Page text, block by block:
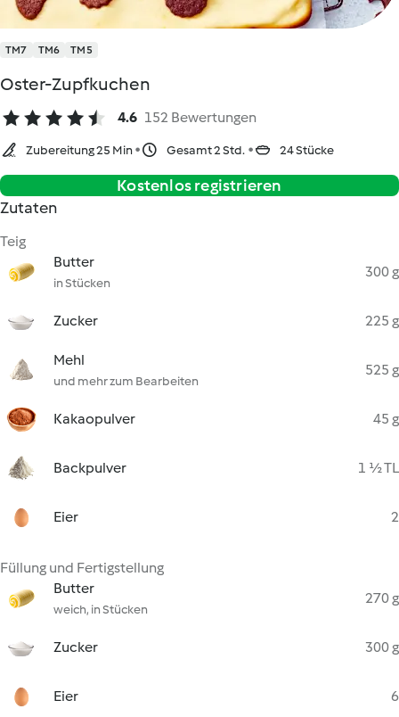
TM7 TM6 TM5
Oster-Zupfkuchen
4.6 152 Bewertungen
Zubereitung 25 Min Gesamt 2 Std. 24 Stücke
Kostenlos registrieren
Zutaten
Teig
Butter
in Stücken
300 g
Zucker 225 g
Mehl
und mehr zum Bearbeiten
525 g
Kakaopulver 45 g
Backpulver 1 ½ TL
Eier 2
Füllung und Fertigstellung
Butter
weich, in Stücken
270 g
Zucker 300 g
Eier 6